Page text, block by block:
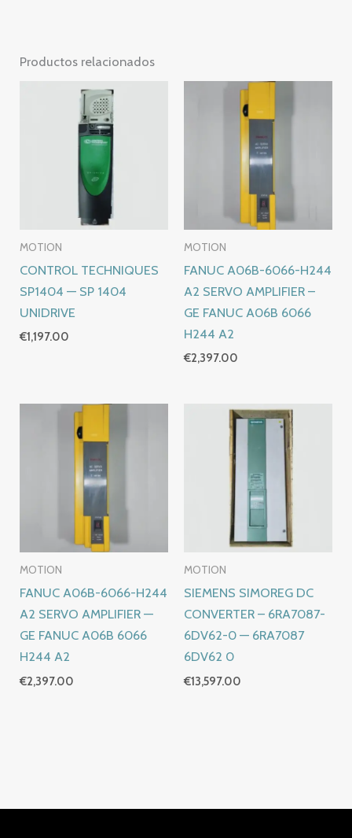
Productos relacionados
MOTION
CONTROL TECHNIQUES
SP1404 — SP 1404
UNIDRIVE
€1,197.00
MOTION
FANUC A06B-6066-H244
A2 SERVO AMPLIFIER –
GE FANUC A06B 6066
H244 A2
€2,397.00
MOTION
FANUC A06B-6066-H244
A2 SERVO AMPLIFIER —
GE FANUC A06B 6066
H244 A2
€2,397.00
MOTION
SIEMENS SIMOREG DC
CONVERTER – 6RA7087-
6DV62-0 — 6RA7087
6DV62 0
€13,597.00